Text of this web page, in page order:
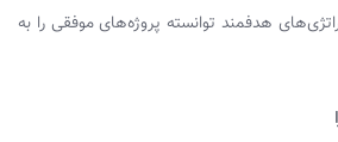
هدفمند توانسته پروژه‌های موفقی را به